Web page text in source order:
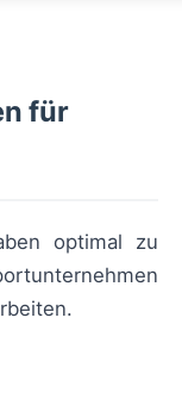
für
optimal zu